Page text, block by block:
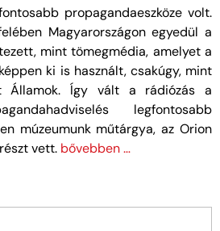
propagandaeszköze volt.
Magyarországon egyedül a
mint tömegmédia, amelyet a
ki is használt, csakúgy, mint
Államok. Így vált a rádiózás a
legfontosabb
múzeumunk műtárgya, az Orion
vett. bővebben …